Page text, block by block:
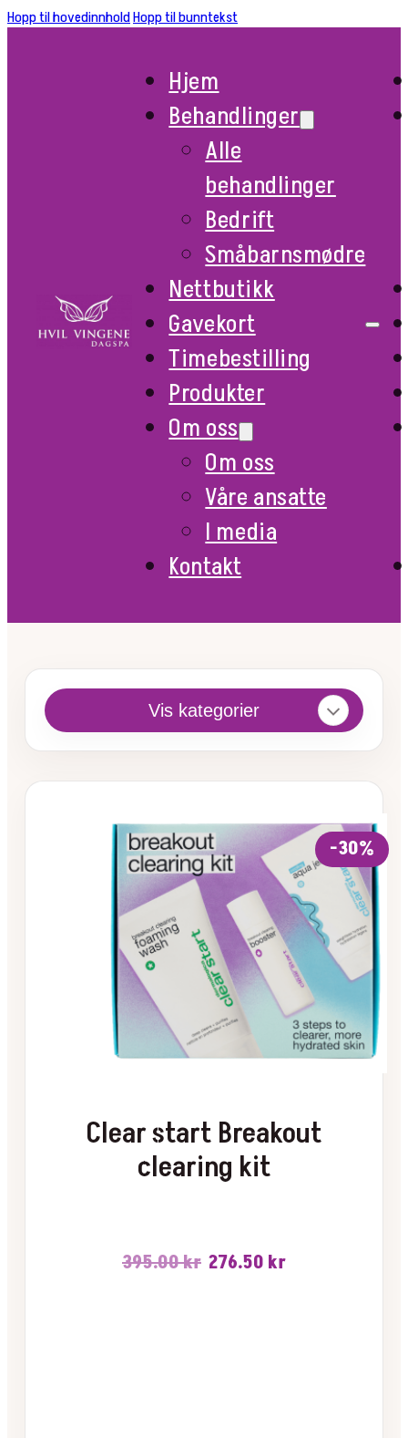
Hopp til hovedinnholdHopp til bunntekst
Hjem
Behandlinger
Alle
behandlinger
Bedrift
Småbarnsmødre
Nettbutikk
Gavekort
Timebestilling
Produkter
Om oss
Om oss
Våre ansatte
I media
Kontakt
Vis kategorier
-30%
Clear start Breakout
clearing kit
395.00kr Opprinnelig
pris
276.50 krNåværende